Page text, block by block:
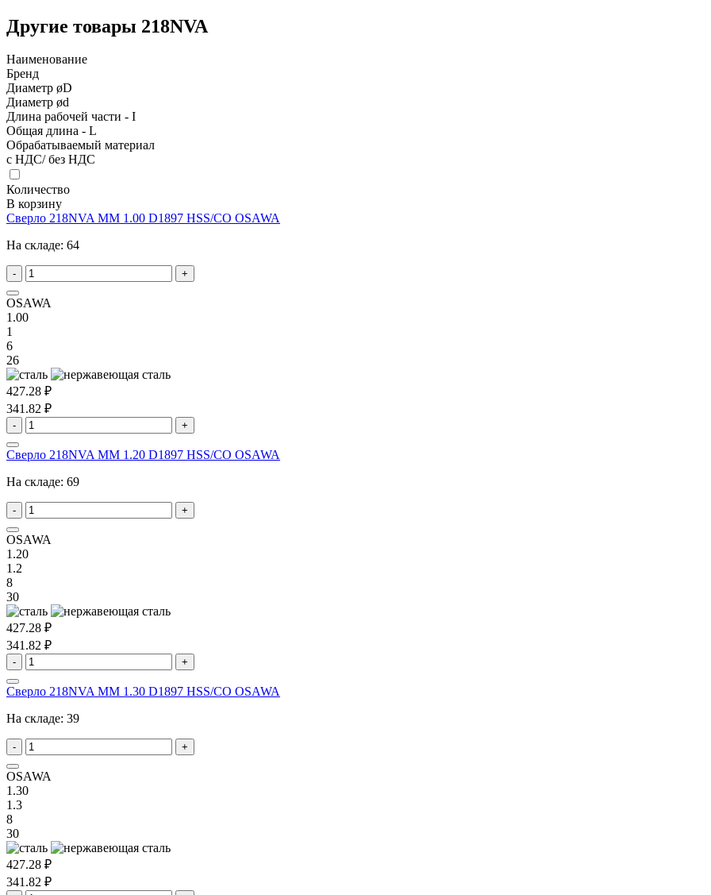
Другие товары 218NVA
Наименование
Бренд
Диаметр øD
Диаметр ød
Длина рабочей части - I
Общая длина - L
Обрабатываемый материал
с НДС/ без НДС
Количество
В корзину
Сверло 218NVA MM 1.00 D1897 HSS/CO OSAWA
На складе: 64
- +
OSAWA
1.00
1
6
26
427.28 ₽
341.82 ₽
- +
Сверло 218NVA MM 1.20 D1897 HSS/CO OSAWA
На складе: 69
- +
OSAWA
1.20
1.2
8
30
427.28 ₽
341.82 ₽
- +
Сверло 218NVA MM 1.30 D1897 HSS/CO OSAWA
На складе: 39
- +
OSAWA
1.30
1.3
8
30
427.28 ₽
341.82 ₽